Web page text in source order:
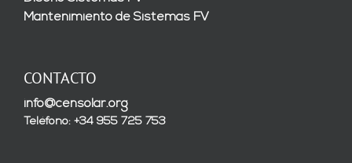
Mantenimiento de Sistemas FV
CONTACTO
info@censolar.org
Teléfono: +34 955 725 753